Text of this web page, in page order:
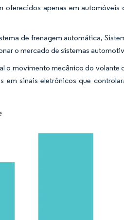
oferecidos apenas em automóveis
de frenagem automática,
o mercado de sistemas
o movimento mecânico do volante
em sinais eletrônicos que